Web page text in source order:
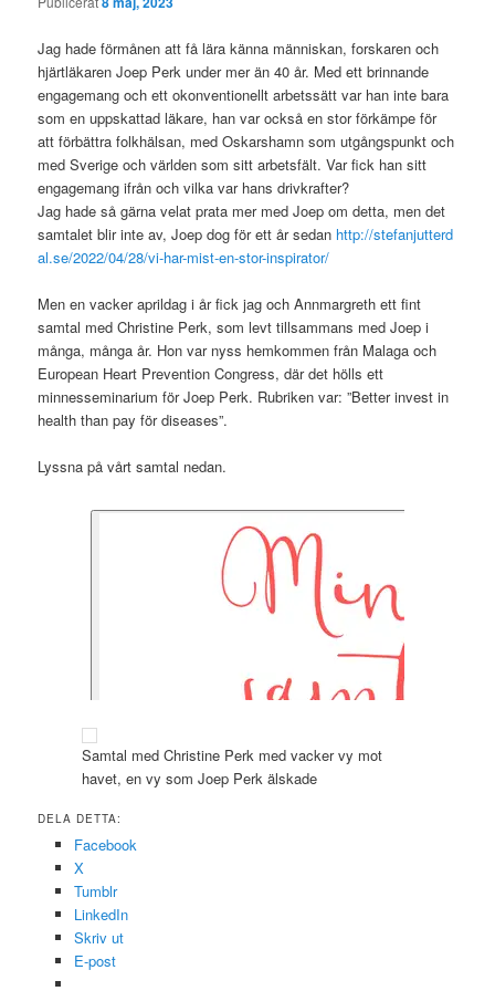
Jag hade förmånen att få lära känna människan, forskaren och
hjärtläkaren Joep Perk under mer än 40 år. Med ett brinnande
engagemang och ett okonventionellt arbetssätt var han inte bara
som en uppskattad läkare, han var också en stor förkämpe för
att förbättra folkhälsan, med Oskarshamn som utgångspunkt och
med Sverige och världen som sitt arbetsfält. Var fick han sitt
engagemang ifrån och vilka var hans drivkrafter?
Jag hade så gärna velat prata mer med Joep om detta, men det
samtalet blir inte av, Joep dog för ett år sedan http://stefanjutterd
al.se/2022/04/28/vi-har-mist-en-stor-inspirator/
Men en vacker aprildag i år fick jag och Annmargreth ett fint
samtal med Christine Perk, som levt tillsammans med Joep i
många, många år. Hon var nyss hemkommen från Malaga och
European Heart Prevention Congress, där det hölls ett
minnesseminarium för Joep Perk. Rubriken var: ”Better invest in
health than pay för diseases”.
Lyssna på vårt samtal nedan.
Samtal med Christine Perk med vacker vy mot
havet, en vy som Joep Perk älskade
DELA DETTA:
Facebook
X
Tumblr
LinkedIn
Skriv ut
E-post